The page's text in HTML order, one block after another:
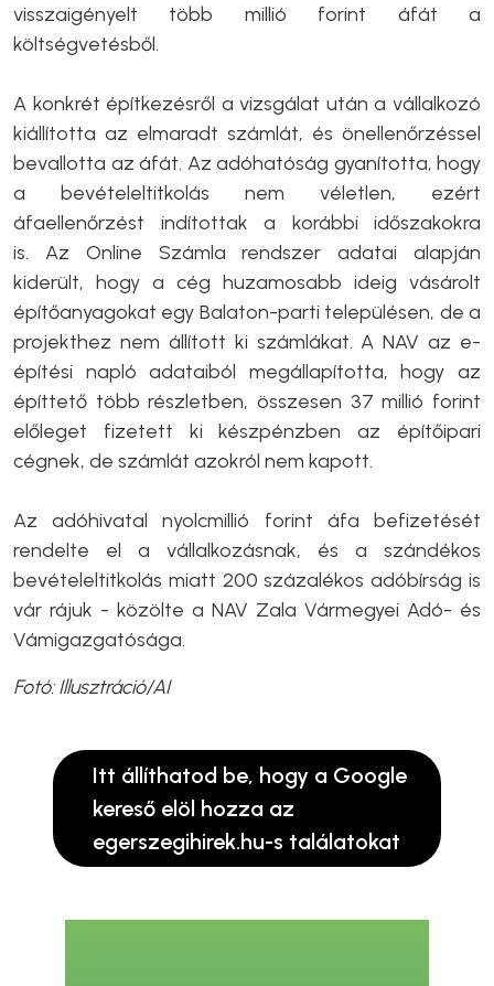
visszaigényelt több millió forint áfát a
költségvetésből.
A konkrét építkezésről a vizsgálat után a vállalkozó
kiállította az elmaradt számlát, és önellenőrzéssel
bevallotta az áfát. Az adóhatóság gyanította, hogy
a bevételeltitkolás nem véletlen, ezért
áfaellenőrzést indítottak a korábbi időszakokra
is. Az Online Számla rendszer adatai alapján
kiderült, hogy a cég huzamosabb ideig vásárolt
építőanyagokat egy Balaton-parti településen, de a
projekthez nem állított ki számlákat. A NAV az e-
építési napló adataiból megállapította, hogy az
építtető több részletben, összesen 37 millió forint
előleget fizetett ki készpénzben az építőipari
cégnek, de számlát azokról nem kapott.
Az adóhivatal nyolcmillió forint áfa befizetését
rendelte el a vállalkozásnak, és a szándékos
bevételeltitkolás miatt 200 százalékos adóbírság is
vár rájuk - közölte a NAV Zala Vármegyei Adó- és
Vámigazgatósága.
Fotó: Illusztráció/AI
Itt állíthatod be, hogy a Google
kereső elöl hozza az
egerszegihirek.hu-s találatokat